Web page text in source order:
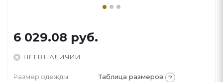
6 029.08 руб.
НЕТ В НАЛИЧИИ
Размер одежды Таблица размеров ?